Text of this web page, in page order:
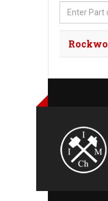
Enter Part